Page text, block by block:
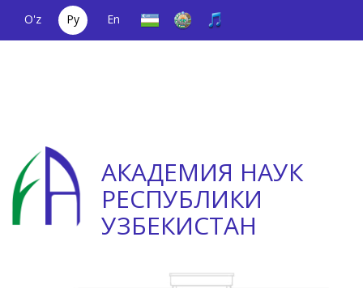
O'z Ру
En
АКАДЕМИЯ НАУК
РЕСПУБЛИКИ
УЗБЕКИСТАН